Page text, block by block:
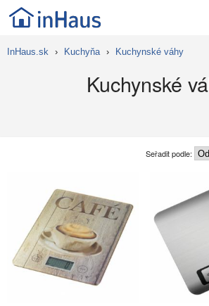
InHaus.sk › Kuchyňa › Kuchynské váhy
Kuchynské
Seřadit podle: